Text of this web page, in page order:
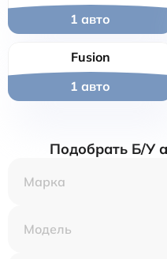
1 авто
Fusion
1 авто
Подобрать Б/У